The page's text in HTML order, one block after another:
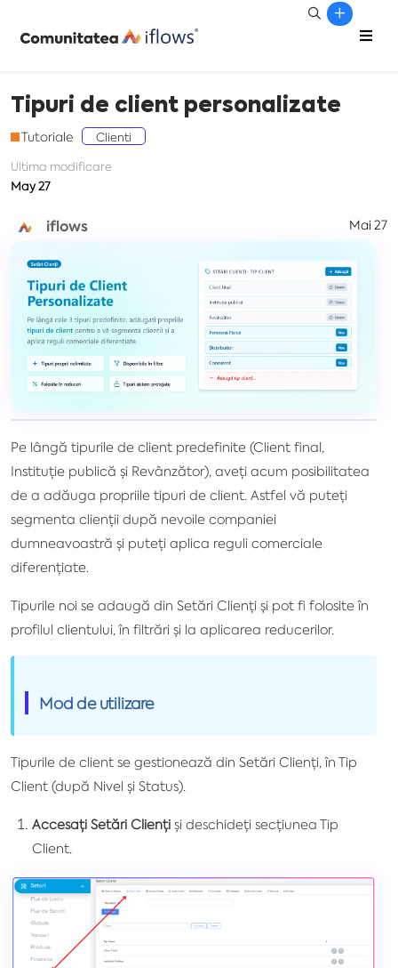
Tipuri de client personalizate
Tutoriale
Clienti
Ultima modificare
May 27
iflows Mai 27
Pe lângă tipurile de client predefinite (Client final,
Instituție publică și Revânzător), aveți acum posibilitatea
de a adăuga propriile tipuri de client. Astfel vă puteți
segmenta clienții după nevoile companiei
dumneavoastră și puteți aplica reguli comerciale
diferențiate.
Tipurile noi se adaugă din Setări Clienți și pot fi folosite în
profilul clientului, în filtrări și la aplicarea reducerilor.
Mod de utilizare
Tipurile de client se gestionează din Setări Clienți, în Tip
Client (după Nivel și Status).
Accesați Setări Clienți și deschideți secțiunea Tip
Client.